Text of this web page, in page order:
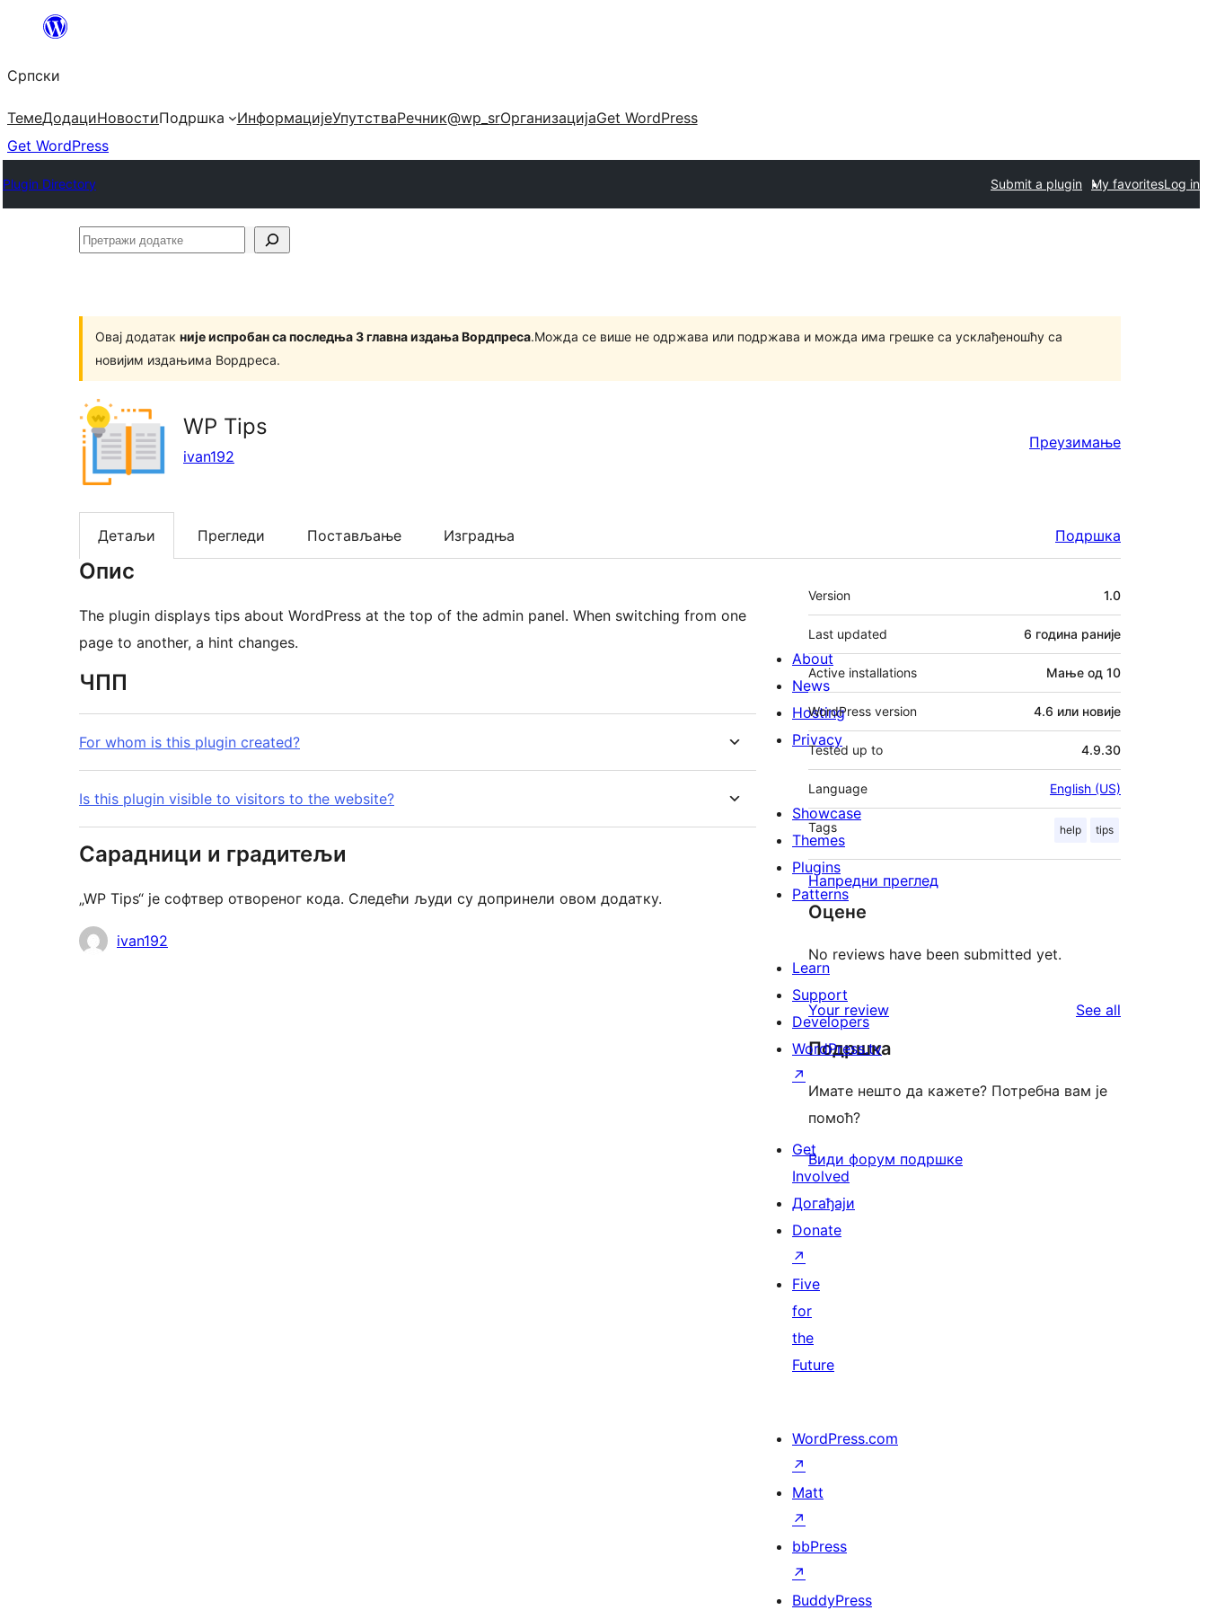
Скочи
садржај
Српски
ТемеДодациНовостиПодршка ИнформацијеУпутстваРечник@wp_srОрганизацијаGet WordPress
Get WordPress
Plugin Directory Submit a plugin My favoritesLog in
Претражи
Овај додатак није испробан са последња 3 главна издања Вордпреса.Можда се више не одржава или подржава и можда има грешке са усклађеношћу са
новијим издањима Вордреса.
WP Tips
ivan192
Преузимање
Детаљи Прегледи Постављање Изградња Подршка
Опис
The plugin displays tips about WordPress at the top of the admin panel. When switching from one
page to another, a hint changes.
ЧПП
For whom is this plugin created?
Is this plugin visible to visitors to the website?
Сарадници и градитељи
„WP Tips“ је софтвер отвореног кода. Следећи људи су допринели овом додатку.
Сарадници
ivan192
Мета
Version 1.0
Last updated 6 година раније
Active installations Мање од 10
WordPress version 4.6 или новије
Tested up to 4.9.30
Language English (US)
Tags help tips
Напредни преглед
Оцене
No reviews have been submitted yet.
Your review See all
Подршка
Имате нешто да кажете? Потребна вам је
помоћ?
Види форум подршке
About
News
Hosting
Privacy
Showcase
Themes
Plugins
Patterns
Learn
Support
Developers
WordPress.tv
↗
Get
Involved
Догађаји
Donate
↗
Five
for
the
Future
WordPress.com
↗
Matt
↗
bbPress
↗
BuddyPress